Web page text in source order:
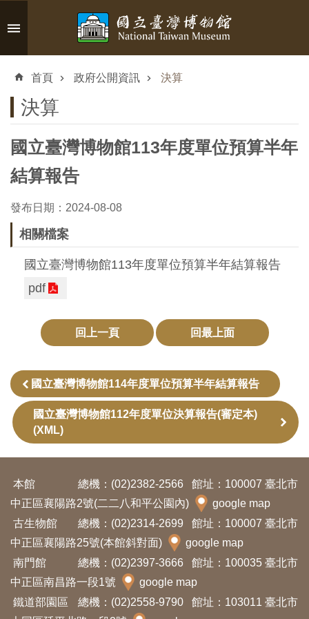
跳到主要內容區塊
搜
認
識
臺
博
展
覽
資
訊
育
活
動
出
版
文
首頁 政府公開資訊 決算
決算
國立臺灣博物館113年度單位預算半年
結算報告
發布日期：2024-08-08
相關檔案
國立臺灣博物館113年度單位預算半年結算報告
pdf
回上一頁 回最上面
國立臺灣博物館114年度單位預算半年結算報告
國立臺灣博物館112年度單位決算報告(審定本)
(XML)
本館 總機：(02)2382-2566
館址：100007 臺北市
中正區襄陽路2號(二二八和平公園內)
google map
古生物館
總機：(02)2314-2699
館址：100007 臺北市
中正區襄陽路25號(本館斜對面)
google map
南門館
總機：(02)2397-3666
館址：100035 臺北市
中正區南昌路一段1號
google map
鐵道部園區
總機：(02)2558-9790
館址：103011 臺北市